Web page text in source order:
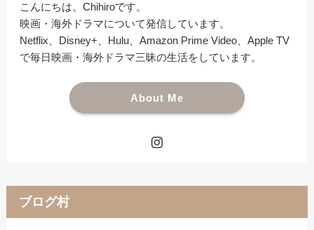
こんにちは。Chihiroです。
映画・海外ドラマについて発信しています。
Netflix、Disney+、Hulu、Amazon Prime Video、Apple TV
で毎日映画・海外ドラマ三昧の生活をしています。
About Me
ブログ村